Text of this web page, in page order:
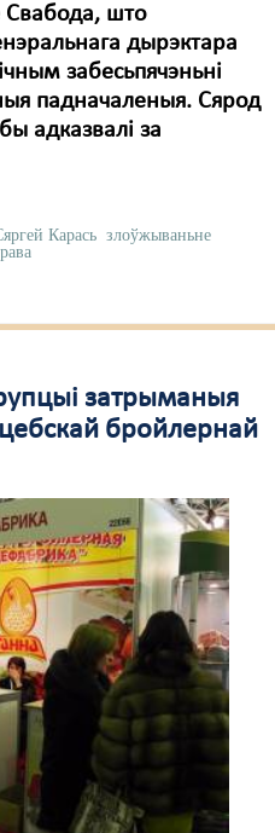
Свабода, што
дырэктара
забесьпячэньні
падначаленыя. Сярод
адказвалі за
Карась злоўжываньне
затрыманыя
бройлернай